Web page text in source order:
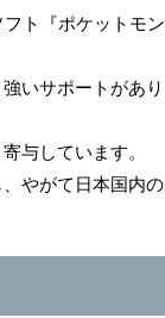
ト『ポケットモン
いサポートがあり
与しています。
やがて日本国内の